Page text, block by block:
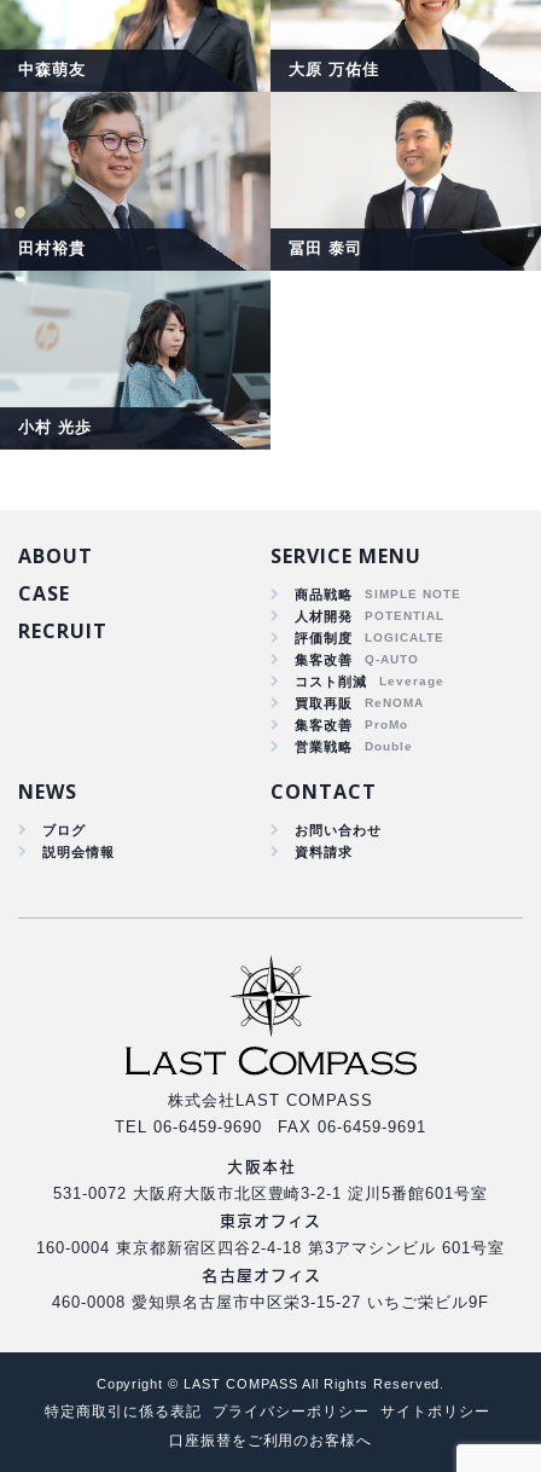
中森萌友 大原 万佑佳
田村裕貴 冨田 泰司
小村 光歩
ABOUT
CASE
商品戦略
RECRUIT
SERVICE MENU
商品戦略
人材開発
評価制度
集客改善
コスト削減
買取再販
集客改善
営業戦略
NEWS
ブログ
説明会情報
CONTACT
お問い合わせ
資料請求
株式会社LAST COMPASS
TEL 06-6459-9690 FAX 06-6459-9691
大阪本社
531-0072 大阪府大阪市北区豊崎3-2-1 淀川5番館601号室
東京オフィス
160-0004 東京都新宿区四谷2-4-18 第3アマシンビル 601号室
名古屋オフィス
460-0008 愛知県名古屋市中区栄3-15-27 いちご栄ビル9F
Copyright © LAST COMPASS All Rights Reserved.
特定商取引に係る表記 プライバシーポリシー
サイトポリシー
口座振替をご利用のお客様へ